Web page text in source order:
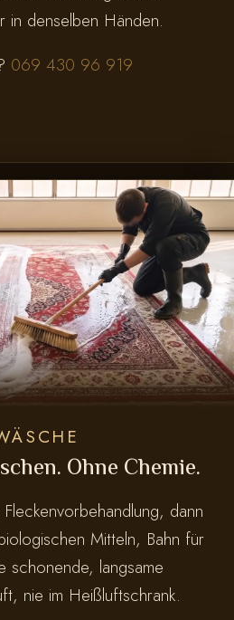
in denselben Händen.
069 430 96 919
Ohne Chemie.
dann
Mitteln, Bahn für
schonende, langsame
nie im Heißluftschrank.